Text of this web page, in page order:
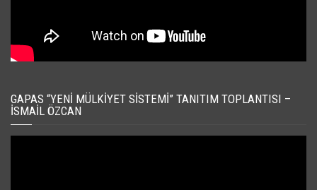
GAPAS “YENI MÜLKIYET SISTEMI” TANITIM TOPLANTISI –
İSMAIL ÖZCAN